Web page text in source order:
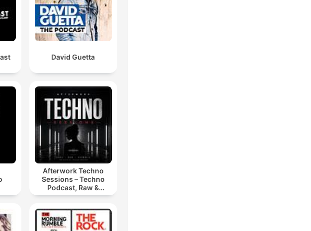
David Guetta
Afterwork Techno
Sessions – Techno
Podcast, Raw &
Hypnotic Techno